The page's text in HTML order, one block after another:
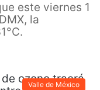
este viernes 1
la
Valle de México